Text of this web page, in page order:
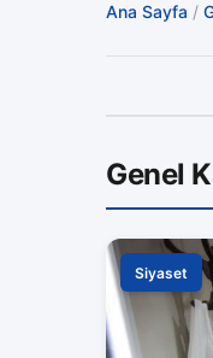
Ana Sayfa /
Genel
Siyaset